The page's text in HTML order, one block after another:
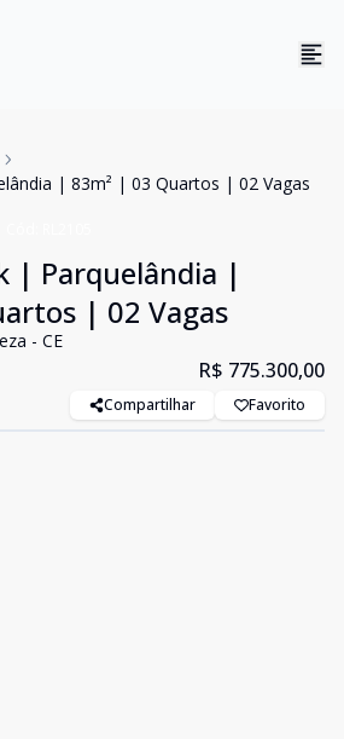
| 83m² | 03 Quartos | 02 Vagas
| Parquelândia |
| 02 Vagas
- CE
R$ 775.300,00
Compartilhar Favorito